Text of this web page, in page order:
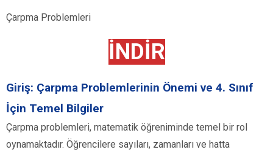
Çarpma Problemleri
İNDİR
Giriş: Çarpma Problemlerinin Önemi ve 4. Sınıf
İçin Temel Bilgiler
Çarpma problemleri, matematik öğreniminde temel bir rol
oynamaktadır. Öğrencilere sayıları, zamanları ve hatta